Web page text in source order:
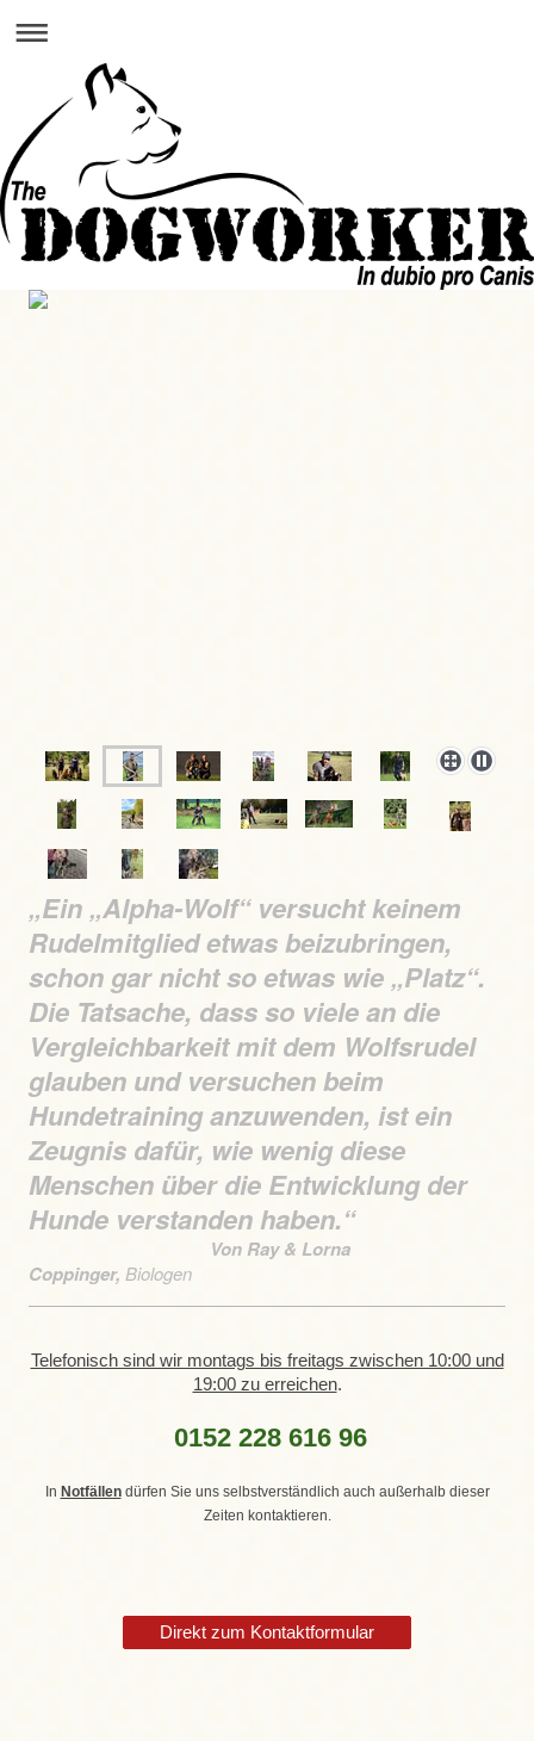
„Ein „Alpha-Wolf“ versucht keinem
Rudelmitglied etwas beizubringen,
schon gar nicht so etwas wie „Platz“.
Die Tatsache, dass so viele an die
Vergleichbarkeit mit dem Wolfsrudel
glauben und versuchen beim
Hundetraining anzuwenden, ist ein
Zeugnis dafür, wie wenig diese
Menschen über die Entwicklung der
Hunde verstanden haben.“
Von Ray & Lorna
Coppinger, Biologen
Telefonisch sind wir montags bis freitags zwischen 10:00 und
19:00 zu erreichen.
0152 228 616 96
In Notfällendürfen Sie uns selbstverständlich auch außerhalb dieser
Zeiten kontaktieren.
Direkt zum Kontaktformular